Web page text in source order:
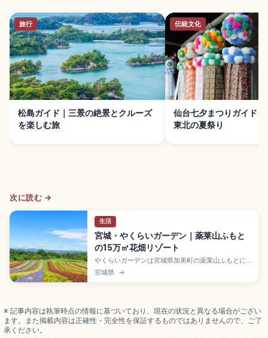
旅行
松島ガイド｜三景の絶景とクルーズ
を楽しむ旅
伝統文化
仙台七夕まつりガイド
東北の夏祭り
次に読む →
生活
宮城・やくらいガーデン｜薬莱山ふもと
の15万㎡花畑リゾート
やくらいガーデンは宮城県加美町の薬莱山ふもとに
広がる総面積約15万㎡(東京ドーム約3個分)の高原ガ
ーデンで、栽培植物約400種類の8つのテーマガー
す。
宮城県 →
※ 記事内容は執筆時点の情報に基づいており、現在の状況と異なる場合がござい
ます。また掲載内容は正確性・完全性を保証するものではありませんので、ご了
承ください。